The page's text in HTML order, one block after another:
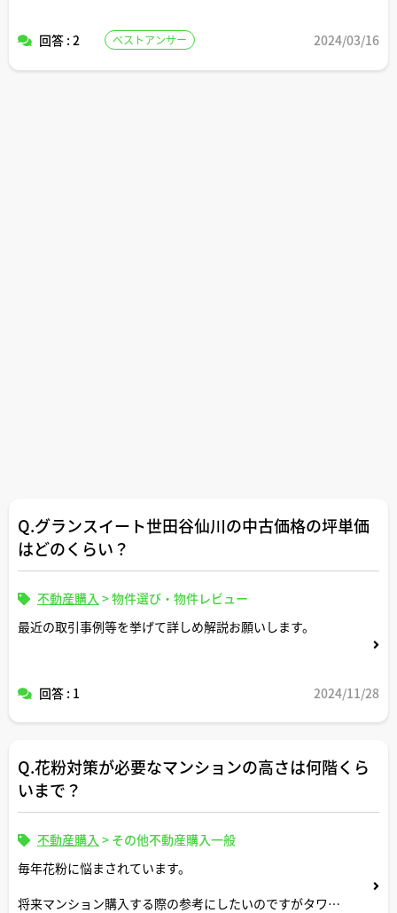
回答 : 2 ベストアンサー 2024/03/16
Q.グランスイート世田谷仙川の中古価格の坪単価
はどのくらい？
不動産購入 >物件選び・物件レビュー
最近の取引事例等を挙げて詳しめ解説お願いします。
回答 : 1 2024/11/28
Q.花粉対策が必要なマンションの高さは何階くら
いまで？
不動産購入 > その他不動産購入一般
毎年花粉に悩まされています。
将来マンション購入する際の参考にしたいのですがタワマ